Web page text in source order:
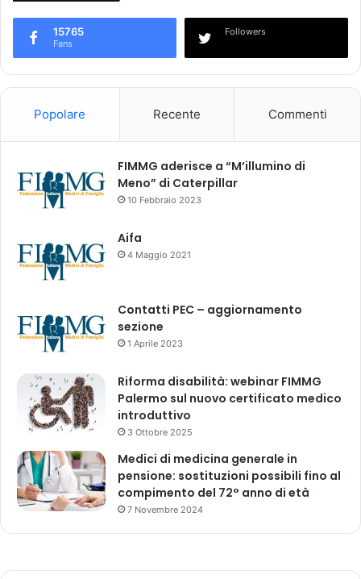
15765
Fans
Followers
Popolare Recente Commenti
FIMMG aderisce a “M’illumino di
Meno” di Caterpillar
10 Febbraio 2023
Aifa
4 Maggio 2021
Contatti PEC – aggiornamento
sezione
1 Aprile 2023
Riforma disabilità: webinar FIMMG
Palermo sul nuovo certificato medico
introduttivo
3 Ottobre 2025
Medici di medicina generale in
pensione: sostituzioni possibili fino al
compimento del 72° anno di età
7 Novembre 2024